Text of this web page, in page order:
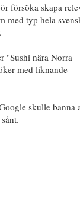
försöka skapa
med typ hela
"Sushi nära Norra
med liknande
skulle banna